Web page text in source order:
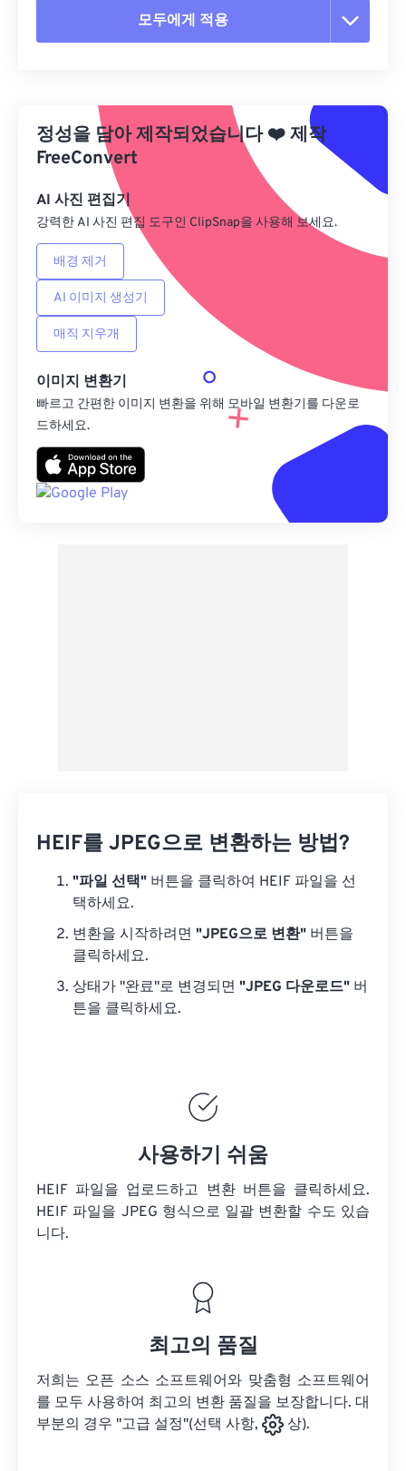
모두에게 적용
사전 설정에서 적용
사전 설정으로 저장
정성을 담아 제작되었습니다❤️제작
FreeConvert
AI 사진 편집기
강력한 AI 사진 편집 도구인 ClipSnap을 사용해 보세요.
배경 제거
AI 이미지 생성기
매직 지우개
이미지 변환기
빠르고 간편한 이미지 변환을 위해 모바일 변환기를 다운로
드하세요.
HEIF를 JPEG으로 변환하는 방법?
"파일 선택" 버튼을 클릭하여 HEIF 파일을 선
택하세요.
변환을 시작하려면 "JPEG으로 변환" 버튼을
클릭하세요.
상태가 "완료"로 변경되면 "JPEG 다운로드" 버
튼을 클릭하세요.
사용하기 쉬움
HEIF 파일을 업로드하고 변환 버튼을 클릭하세요.
HEIF 파일을 JPEG 형식으로 일괄 변환할 수도 있습
니다.
최고의 품질
저희는 오픈 소스 소프트웨어와 맞춤형 소프트웨어
를 모두 사용하여 최고의 변환 품질을 보장합니다. 대
부분의 경우 "고급 설정"(선택 사항,
상).